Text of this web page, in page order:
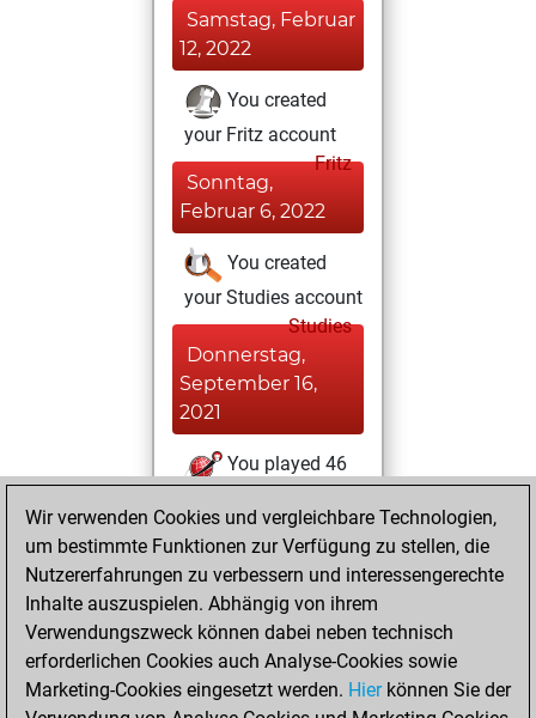
Samstag, Februar
12, 2022
You created
your Fritz account
Fritz
Sonntag,
Februar 6, 2022
You created
your Studies account
Studies
Donnerstag,
September 16,
2021
You played 46
You scored +5
=0 -41 in slow games
Sonntag,
November 29,
2020
Wir verwenden Cookies und vergleichbare Technologien,
um bestimmte Funktionen zur Verfügung zu stellen, die
Nutzererfahrungen zu verbessern und interessengerechte
Inhalte auszuspielen. Abhängig von ihrem
Verwendungszweck können dabei neben technisch
erforderlichen Cookies auch Analyse-Cookies sowie
Marketing-Cookies eingesetzt werden. Hierkönnen Sie der